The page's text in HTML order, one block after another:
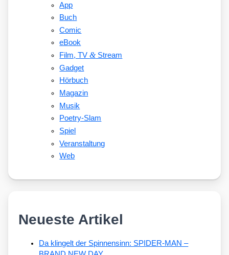
App
Buch
Comic
eBook
Film, TV&Stream
Gadget
Hörbuch
Magazin
Musik
Poetry-Slam
Spiel
Veranstaltung
Web
Neueste Artikel
Da klingelt der Spinnensinn: SPIDER-MAN –